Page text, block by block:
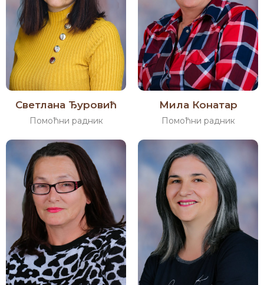
Светлана Ђуровић
Помоћни радник
Мила Конатар
Помоћни радник